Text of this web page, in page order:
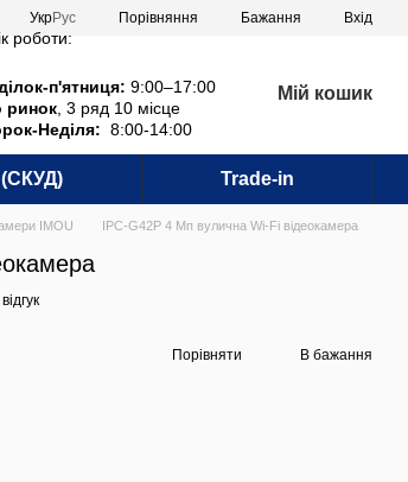
УкрРус Порівняння Бажання Вхід
роботи:
п'ятниця: 9:00–17:00
ринок , 3 ряд 10 місце
Неділя: 8:00-14:00
Мій кошик
(СКУД) Trade-in
IMOU IPC-G42P 4 Мп вулична Wi-Fi відеокамера
Порівняти В бажання